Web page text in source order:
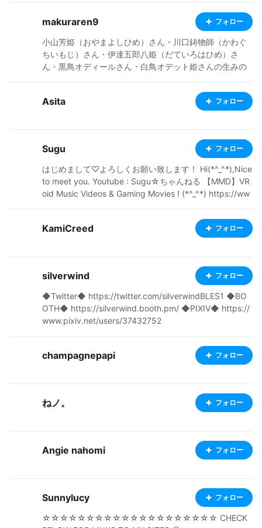
makuraren9 フォロー
小山芳姫（おやまよしひめ）さん・川口鋳物師（かわぐ
ちいもじ）さん・伊達五郎八姫（だていろはひめ）さ
ん・黒鳥オディールさん・白鳥オデット姫さんの生みの
Oyama Yoshihime, Kawaguchi Imoji, Date Irohahime, Bl
ack Swan Odile, and White Swan Odette. There are m
Asita フォロー
Sugu フォロー
はじめまして♡よろしくお願い致します！ Hi(*^_^*),Nice
to meet you. Youtube : Sugu☆ちゃんねる 【MMD】VR
oid Music Videos & Gaming Movies ! (*^_^*) https://ww
KamiCreed フォロー
silverwind フォロー
◆Twitter◆ https://twitter.com/silverwindBLES1 ◆BO
OTH◆ https://silverwind.booth.pm/ ◆PIXIV◆ https://
www.pixiv.net/users/37432752
champagnepapi フォロー
ねノ。 フォロー
Angie nahomi フォロー
Sunnylucy フォロー
☆☆☆☆☆☆☆☆☆☆☆☆☆☆☆☆☆☆☆☆ CHECK